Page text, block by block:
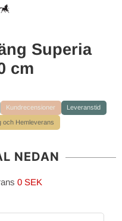
Superia
cm
Kundrecensioner Leveranstid
och Hemleverans
NEDAN
0 SEK